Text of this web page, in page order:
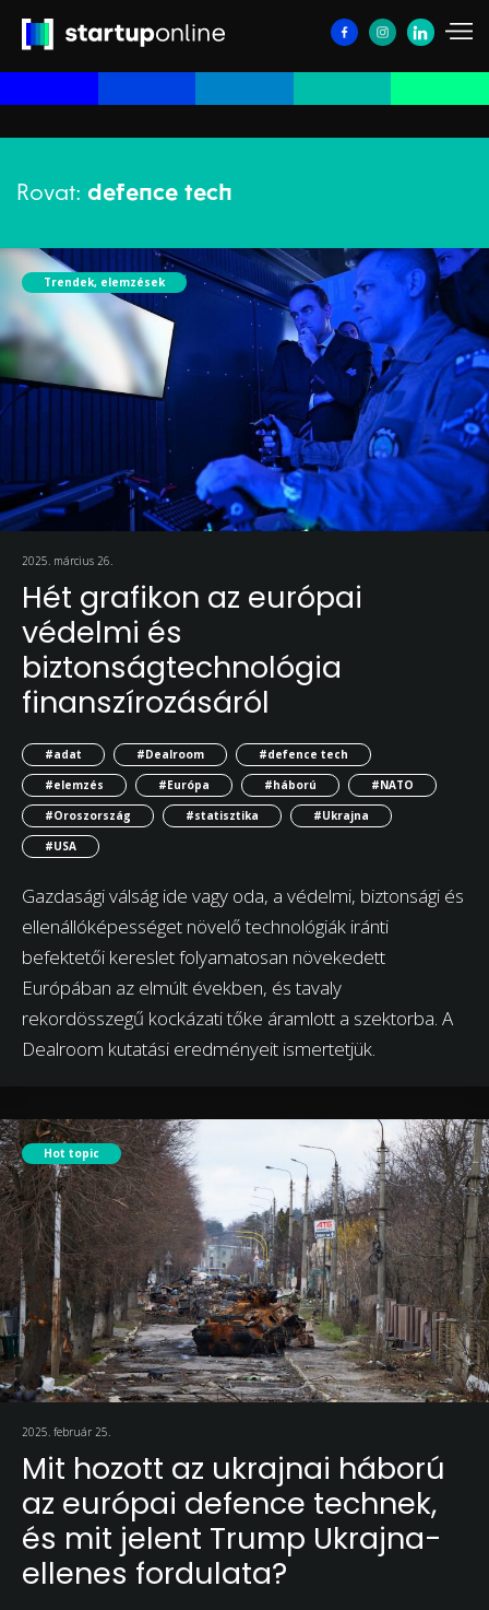
Rovat: defence tech
Trendek, elemzések
2025. március 26.
Hét grafikon az európai
védelmi és
biztonságtechnológia
finanszírozásáról
#adat #Dealroom
#defence tech
#elemzés
#Európa #háború
#NATO
#Oroszország
#statisztika
#Ukrajna
#USA
Gazdasági válság ide vagy oda, a védelmi, biztonsági és
ellenállóképességet növelő technológiák iránti
befektetői kereslet folyamatosan növekedett
Európában az elmúlt években, és tavaly
rekordösszegű kockázati tőke áramlott a szektorba. A
Dealroom kutatási eredményeit ismertetjük.
Hot topic
2025. február 25.
Mit hozott az ukrajnai háború
az európai defence technek,
és mit jelent Trump Ukrajna-
ellenes fordulata?